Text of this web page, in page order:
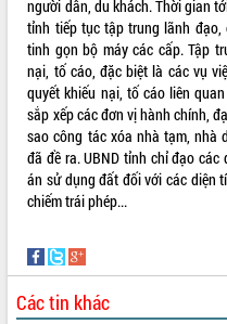
Hội nghị triển khai kết nối mạng
truyền số liệu chuyên dùng phục vụ cơ
quan Đảng, Nhà nước
Lễ phát động chuỗi hoạt động chung
tay làm sạch môi trường
Xã Ea Kar bước chuyển mình trong
công tác cải cách hành chính mô hình
mới
UBND tỉnh họp báo định kỳ tháng 4
Hội thảo khoa học “Giải pháp thúc đẩy
phát triển nền kinh tế xanh tại tỉnh
Đắk Lắk”
người dân, du khách. Thời gian
tỉnh tiếp tục tập trung lãnh đạo,
tinh gọn bộ máy các cấp. Tập
nại, tố cáo, đặc biệt là các vụ
quyết khiếu nại, tố cáo liên
sắp xếp các đơn vị hành chính,
sao công tác xóa nhà tạm, nhà
đã đề ra. UBND tỉnh chỉ đạo
án sử dụng đất đối với các diện
chiếm trái phép...
Các tin khác